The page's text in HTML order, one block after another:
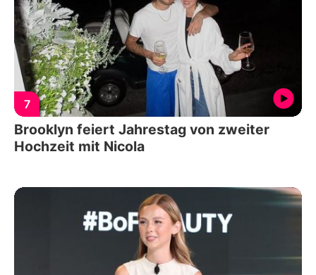
7
Brooklyn feiert Jahrestag von zweiter
Hochzeit mit Nicola